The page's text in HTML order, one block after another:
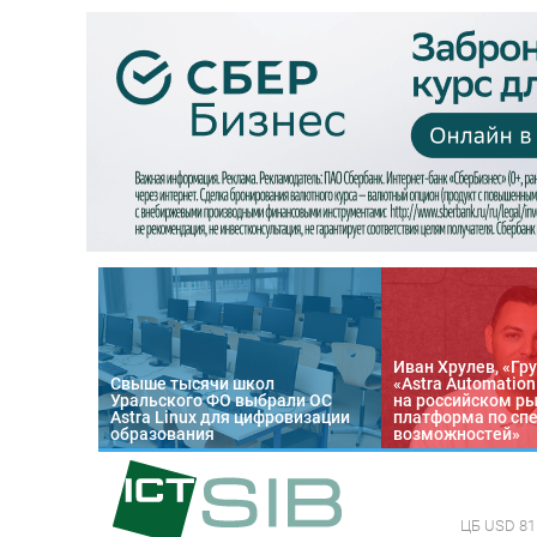
Свыше тысячи школ
Уральского ФО выбрали ОС
Astra Linux для цифровизации
образования
Иван Хрулев,
«Astra
на российском
платформа по
возможностей»
ЦБ USD